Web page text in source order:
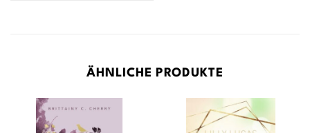
ÄHNLICHE PRODUKTE